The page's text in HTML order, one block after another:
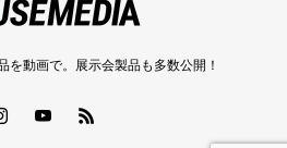
を動画で。展示会製品も多数公開！